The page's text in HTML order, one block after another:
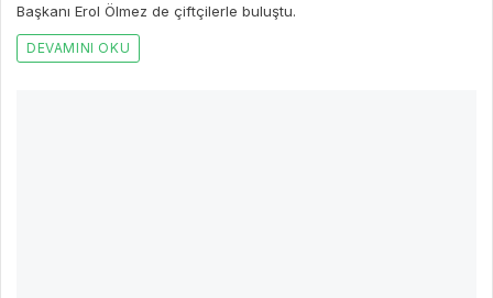
Başkanı Erol Ölmez de çiftçilerle buluştu.
DEVAMINI OKU